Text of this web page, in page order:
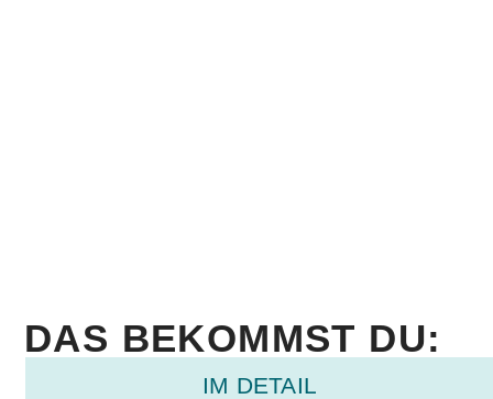
DAS BEKOMMST DU:
IM DETAIL